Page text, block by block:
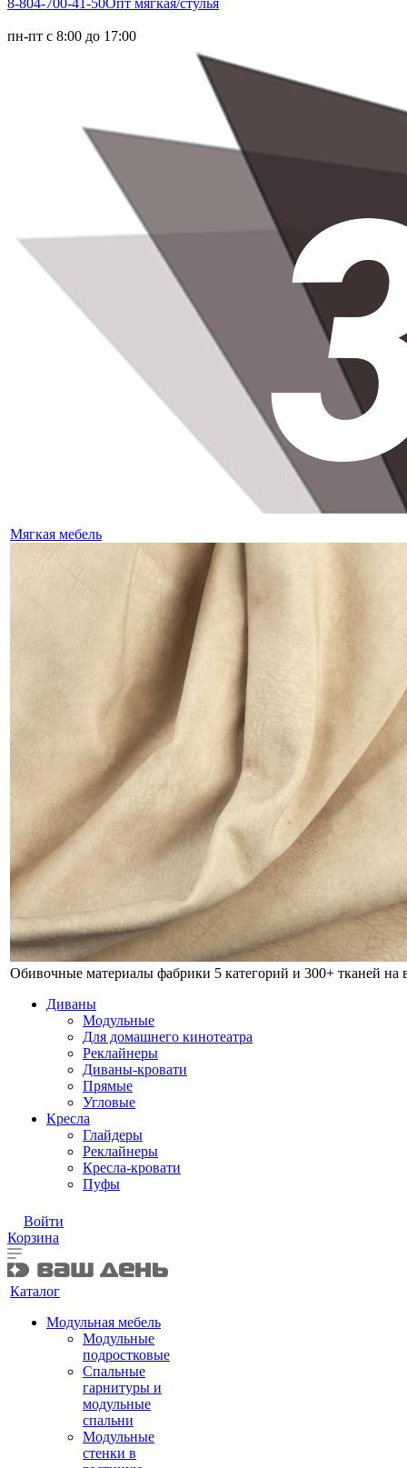
8-804-700-41-50Опт мягкая/стулья
пн-пт с 8:00 до 17:00
Мягкая мебель
Обивочные материалы фабрики 5 категорий и 300+ тканей на
Диваны
Модульные
Для домашнего кинотеатра
Реклайнеры
Диваны-кровати
Прямые
Угловые
Кресла
Глайдеры
Реклайнеры
Кресла-кровати
Пуфы
Войти
Корзина
Каталог
Модульная мебель
Модульные
подростковые
Спальные
гарнитуры и
модульные
спальни
Модульные
стенки в